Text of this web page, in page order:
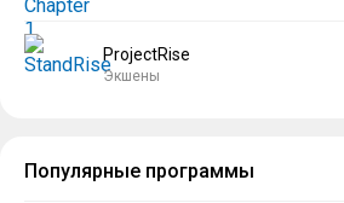
ProjectRise
Экшены
Популярные программы